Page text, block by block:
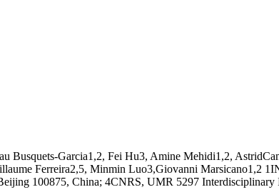
Busquets-Garcia1,2, Fei Hu3, Amine Mehidi1,2,
Ferreira2,5, Minmin Luo3,Giovanni Marsicano1,2
100875, China; 4CNRS, UMR 5297 Interdisciplinary